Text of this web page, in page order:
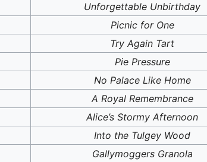
Unforgettable Unbirthday
Picnic for One
Try Again Tart
Pie Pressure
No Palace Like Home
A Royal Remembrance
Alice’s Stormy Afternoon
Into the Tulgey Wood
Gallymoggers Granola